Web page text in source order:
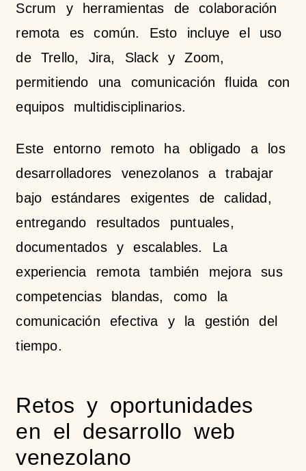
Scrum y herramientas de colaboración
remota es común. Esto incluye el uso
de Trello, Jira, Slack y Zoom,
permitiendo una comunicación fluida con
equipos multidisciplinarios.
Este entorno remoto ha obligado a los
desarrolladores venezolanos a trabajar
bajo estándares exigentes de calidad,
entregando resultados puntuales,
documentados y escalables. La
experiencia remota también mejora sus
competencias blandas, como la
comunicación efectiva y la gestión del
tiempo.
Retos y oportunidades
en el desarrollo web
venezolano